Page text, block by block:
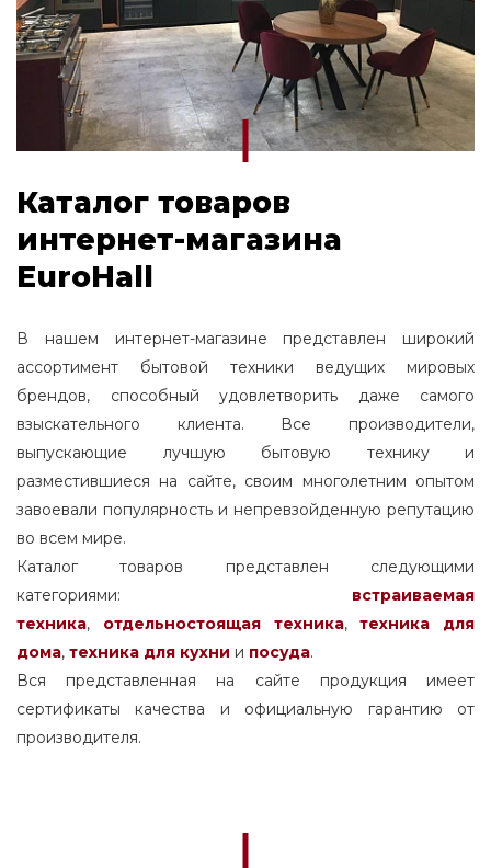
Каталог товаров
интернет-магазина
EuroHall
В нашем интернет-магазине представлен широкий
ассортимент бытовой техники ведущих мировых
брендов, способный удовлетворить даже самого
взыскательного клиента. Все производители,
выпускающие лучшую бытовую технику и
разместившиеся на сайте, своим многолетним опытом
завоевали популярность и непревзойденную репутацию
во всем мире.
Каталог товаров представлен следующими
категориями: встраиваемая
техника, отдельностоящаятехника,
техника для
дома, техника для кухни и посуда.
Вся представленная на сайте продукция имеет
сертификаты качества и официальную гарантию от
производителя.